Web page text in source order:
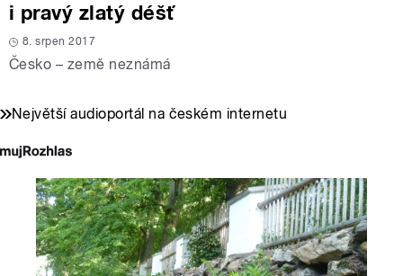
i pravý zlatý déšť
8. srpen 2017
Česko – země neznámá
Největší audioportál na českém internetu